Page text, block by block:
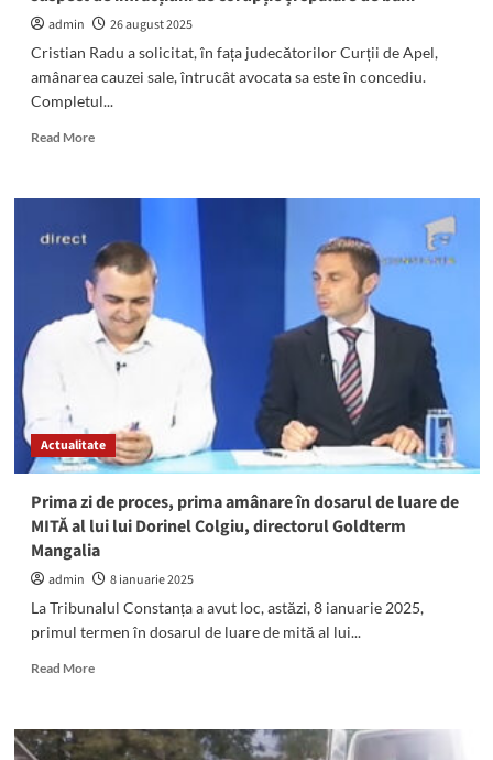
admin
26 august 2025
Cristian Radu a solicitat, în fața judecătorilor Curții de Apel,
amânarea cauzei sale, întrucât avocata sa este în concediu.
Completul...
Read MoreRead
Cristian
cerut
AMÂNAREA
dosarului
în
care
este
infracțiuni
de
corupție
spălare
de
bani
Actualitate
Prima zi de proces, prima amânare în dosarul de luare de
MITĂ al lui lui Dorinel Colgiu, directorul Goldterm
Mangalia
admin
8 ianuarie 2025
La Tribunalul Constanța a avut loc, astăzi, 8 ianuarie 2025,
primul termen în dosarul de luare de mită al lui...
Read MoreRead
Prima
zi